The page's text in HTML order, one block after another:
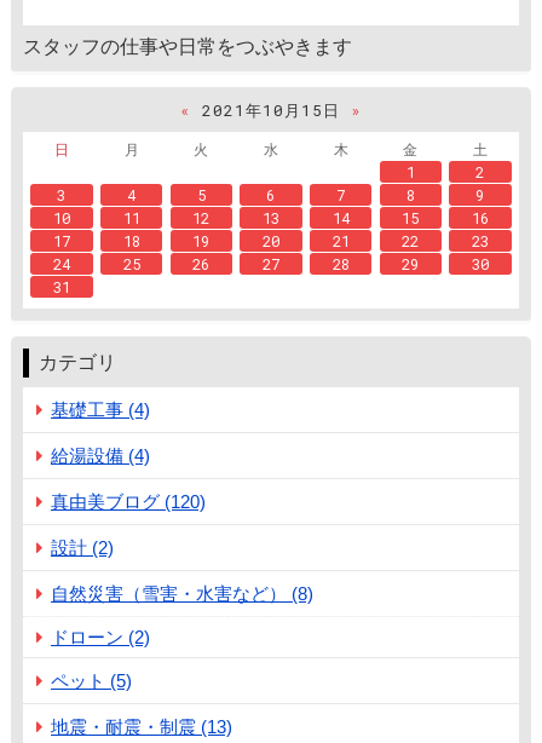
スタッフの仕事や日常をつぶやきます
« 2021年10月15日
»
日
月 火 水 木 金
土
1
2
3
4 5 6 7 8
9
10
11 12 13 14 15
16
17
18 19 20 21 22
23
24
25 26 27 28 29
30
31
カテゴリ
基礎工事 (4)
給湯設備 (4)
真由美ブログ (120)
設計 (2)
自然災害（雪害・水害など） (8)
ドローン (2)
ペット (5)
地震・耐震・制震 (13)